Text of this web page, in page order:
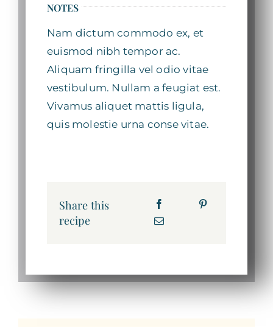
NOTES
Nam dictum commodo ex, et
euismod nibh tempor ac.
Aliquam fringilla vel odio vitae
vestibulum. Nullam a feugiat est.
Vivamus aliquet mattis ligula,
quis molestie urna conse vitae.
Share this
recipe